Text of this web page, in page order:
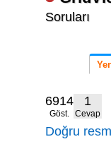
Soruları
6914
Göst.
1
Cevap
Doğru